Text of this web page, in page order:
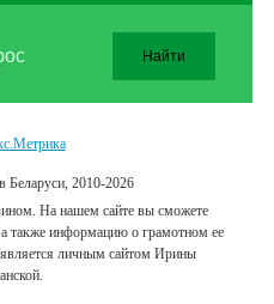
2010-2026
На нашем сайте вы сможете
также информацию о грамотном ее
личным сайтом Ирины